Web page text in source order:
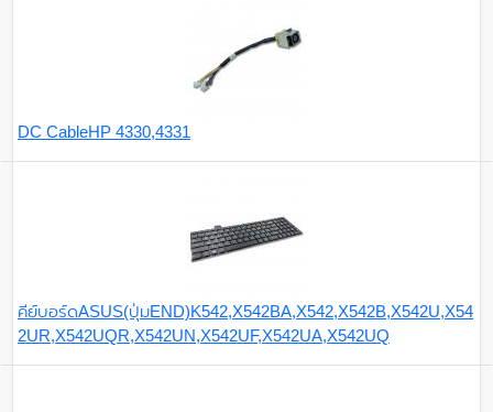
DC CableHP 4330,4331
คีย์บอร์ดASUS(ปุ่มEND)K542,X542BA,X542,X542B,X542U,X54
2UR,X542UQR,X542UN,X542UF,X542UA,X542UQ